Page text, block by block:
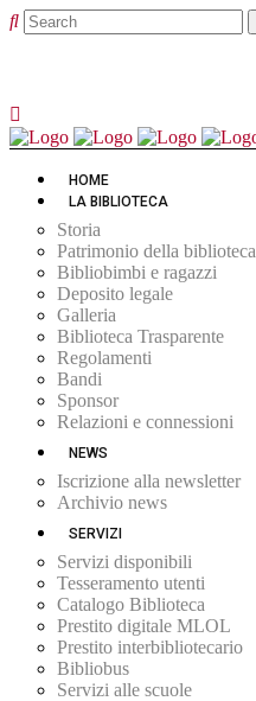
HOME
LA BIBLIOTECA
Storia
Patrimonio della biblioteca
Bibliobimbi e ragazzi
Deposito legale
Galleria
Biblioteca Trasparente
Regolamenti
Bandi
Sponsor
Relazioni e connessioni
NEWS
Iscrizione alla newsletter
Archivio news
SERVIZI
Servizi disponibili
Tesseramento utenti
Catalogo Biblioteca
Prestito digitale MLOL
Prestito interbibliotecario
Bibliobus
Servizi alle scuole